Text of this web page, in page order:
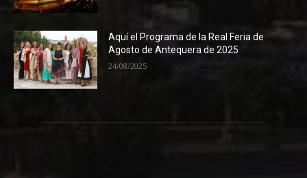
Aquí el Programa de la Real Feria de
Agosto de Antequera de 2025
24/08/2025